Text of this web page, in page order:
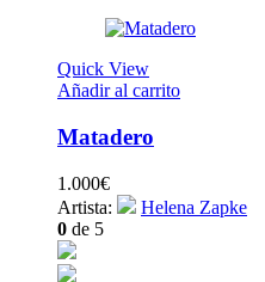
Quick View
Añadir al carrito
Matadero
1.000€
Artista:
Helena Zapke
0 de 5